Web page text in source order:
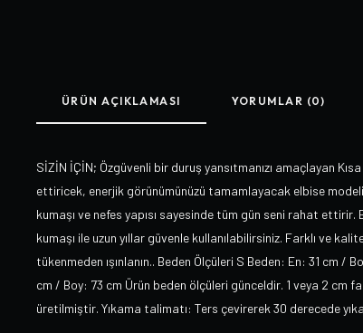
ÜRÜN AÇIKLAMASI YORUMLAR (0)
SİZİN İÇİN; Özgüvenli bir duruş yansıtmanızı amaçlayan
ettiricek, enerjik görünümünüzü tamamlayacak elbise
kumaşı ve nefes yapısı sayesinde tüm gün seni rahat ettirir.
kumaşı ile uzun yıllar güvenle kullanılabilirsiniz. Farklı ve
tükenmeden ışınlanın.. Beden Ölçüleri S Beden: En: 31 cm /
cm / Boy: 73 cm Ürün beden ölçüleri günceldir. 1 veya 2 cm
üretilmiştir. Yıkama talimatı: Ters çevirerek 30 derecede